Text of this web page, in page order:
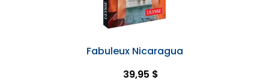
Fabuleux Nicaragua
39,95 $